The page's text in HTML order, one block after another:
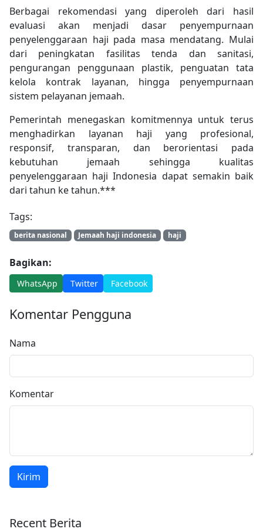
Berbagai rekomendasi yang diperoleh dari hasil
evaluasi akan menjadi dasar penyempurnaan
penyelenggaraan haji pada masa mendatang. Mulai
dari peningkatan fasilitas tenda dan sanitasi,
pengurangan penggunaan plastik, penguatan tata
kelola kontrak layanan, hingga penyempurnaan
sistem pelayanan jemaah.
Pemerintah menegaskan komitmennya untuk terus
menghadirkan layanan haji yang profesional,
responsif, transparan, dan berorientasi pada
kebutuhan jemaah sehingga kualitas
penyelenggaraan haji Indonesia dapat semakin baik
dari tahun ke tahun.***
Tags:
berita nasional Jemaah haji indonesia haji
Bagikan:
WhatsApp Twitter Facebook
Komentar Pengguna
Nama
Komentar
Kirim
Recent Berita